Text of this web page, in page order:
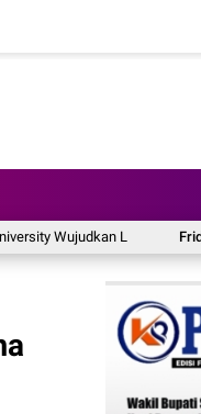
Langkah Awal Menuju